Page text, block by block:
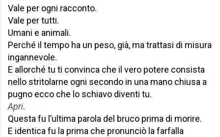
Vale per ogni racconto.
Vale per tutti.
Umani e animali.
Perché il tempo ha un peso, già, ma trattasi di misura
ingannevole.
E allorché tu ti convinca che il vero potere consista
nello stritolarne ogni secondo in una mano chiusa a
pugno ecco che lo schiavo diventi tu.
Apri.
Questa fu l’ultima parola del bruco prima di morire.
E identica fu la prima che pronunciò la farfalla